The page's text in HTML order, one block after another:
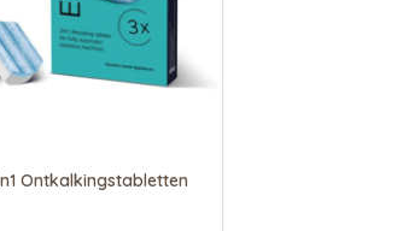
Ontkalkingstabletten